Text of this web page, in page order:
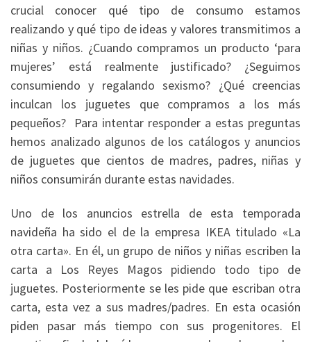
crucial conocer qué tipo de consumo estamos
realizando y qué tipo de ideas y valores transmitimos a
niñas y niños. ¿Cuando compramos un producto ‘para
mujeres’ está realmente justificado? ¿Seguimos
consumiendo y regalando sexismo? ¿Qué creencias
inculcan los juguetes que compramos a los más
pequeños? Para intentar responder a estas preguntas
hemos analizado algunos de los catálogos y anuncios
de juguetes que cientos de madres, padres, niñas y
niños consumirán durante estas navidades.
Uno de los anuncios estrella de esta temporada
navideña ha sido el de la empresa IKEA titulado «La
otra carta». En él, un grupo de niños y niñas escriben la
carta a Los Reyes Magos pidiendo todo tipo de
juguetes. Posteriormente se les pide que escriban otra
carta, esta vez a sus madres/padres. En esta ocasión
piden pasar más tiempo con sus progenitores. El